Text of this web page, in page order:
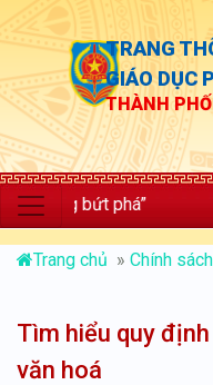
TRANG
GIÁO DỤC
THÀNH
bứt phá”
Trang chủ » Chính
Tìm hiểu quy
văn hoá